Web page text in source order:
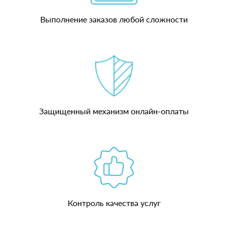
Выполнение заказов любой сложности
Защищенный механизм онлайн-оплаты
Контроль качества услуг